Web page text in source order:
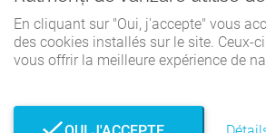
CONTACT
En cliquant sur "Oui, j'accepte" vous
des cookies installés sur le site. Ceux-
vous offrir la meilleure expérience de